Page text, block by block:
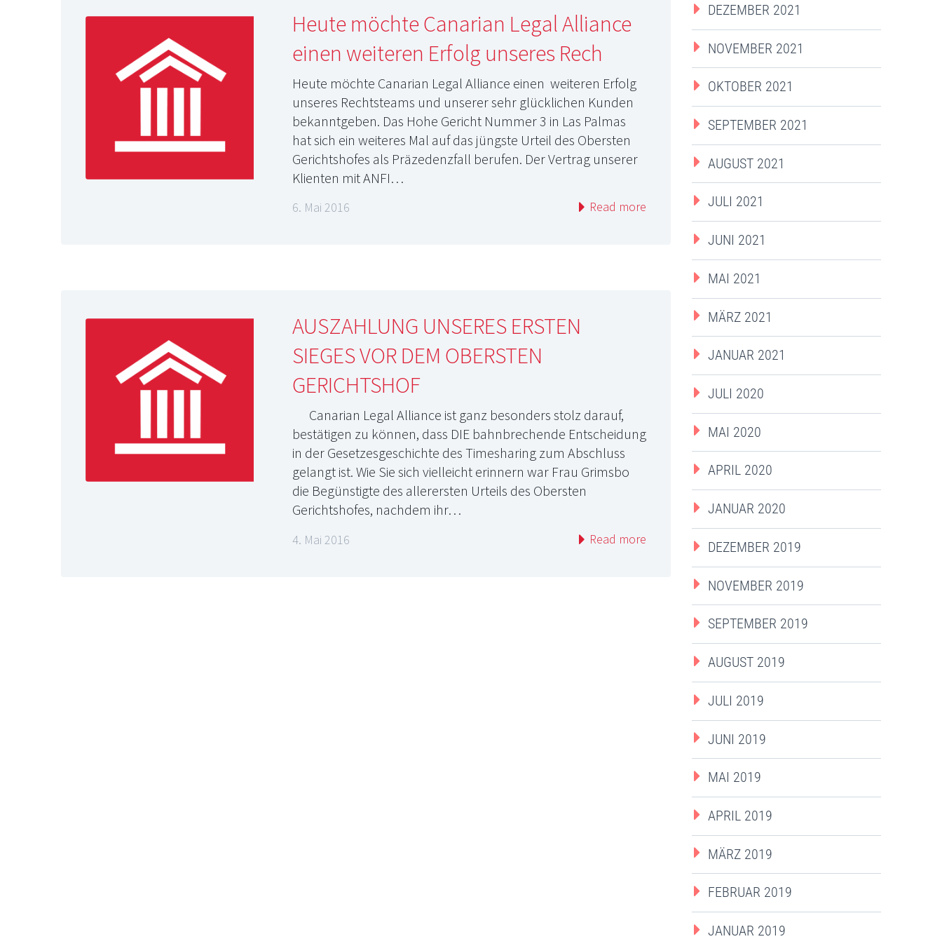
Heute möchte Canarian Legal Alliance
einen weiteren Erfolg unseres Rech
Heute möchte Canarian Legal Alliance einen weiteren Erfolg
unseres Rechtsteams und unserer sehr glücklichen Kunden
bekanntgeben. Das Hohe Gericht Nummer 3 in Las Palmas
hat sich ein weiteres Mal auf das jüngste Urteil des Obersten
Gerichtshofes als Präzedenzfall berufen. Der Vertrag unserer
Klienten mit ANFI…
6. Mai 2016 Read more
AUSZAHLUNG UNSERES ERSTEN
SIEGES VOR DEM OBERSTEN
GERICHTSHOF
Canarian Legal Alliance ist ganz besonders stolz darauf,
bestätigen zu können, dass DIE bahnbrechende Entscheidung
in der Gesetzesgeschichte des Timesharing zum Abschluss
gelangt ist. Wie Sie sich vielleicht erinnern war Frau Grimsbo
die Begünstigte des allerersten Urteils des Obersten
Gerichtshofes, nachdem ihr…
4. Mai 2016 Read more
DEZEMBER 2021
NOVEMBER 2021
OKTOBER 2021
SEPTEMBER 2021
AUGUST 2021
JULI 2021
JUNI 2021
MAI 2021
MÄRZ 2021
JANUAR 2021
JULI 2020
MAI 2020
APRIL 2020
JANUAR 2020
DEZEMBER 2019
NOVEMBER 2019
SEPTEMBER 2019
AUGUST 2019
JULI 2019
JUNI 2019
MAI 2019
APRIL 2019
MÄRZ 2019
FEBRUAR 2019
JANUAR 2019